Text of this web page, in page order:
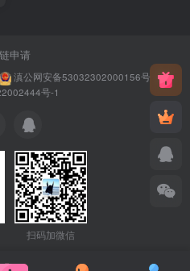
申请
滇公网安备53032302000156号
滇
号-1
扫码加微信